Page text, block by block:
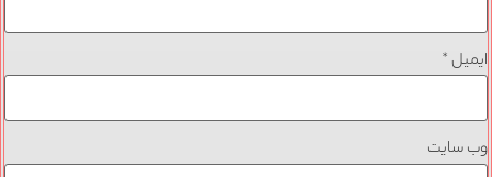
ایمیل*
وب‌ سایت